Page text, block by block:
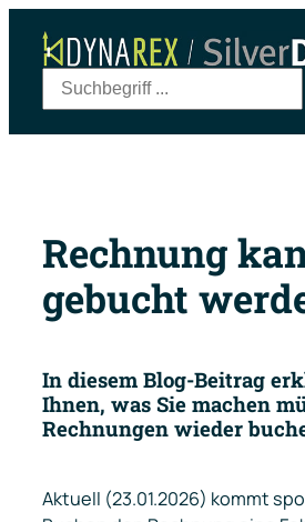
Inhalt
springen
u
c
Rechnung
gebucht
In diesem Blog-Beitrag
Ihnen, was Sie machen
Rechnungen wieder
Aktuell (23.01.2026) kommt